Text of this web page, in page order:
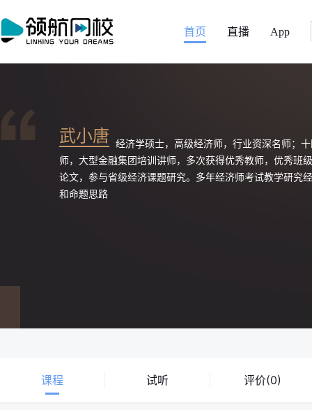
首页 直播 App
武小唐 经济学硕士，高级经济师，行业资深名师；
师，大型金融集团培训讲师，多次获得优秀教师，优秀班
论文，参与省级经济课题研究。多年经济师考试教学研究
和命题思路
课程 试听 评价(0)